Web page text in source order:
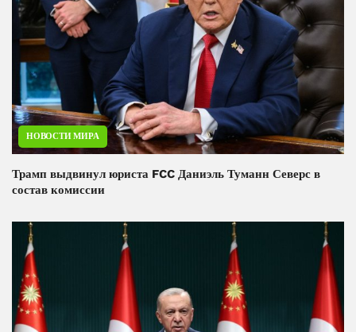
НОВОСТИ МИРА
Трамп выдвинул юриста FCC Даниэль Туманн Северс в
состав комиссии